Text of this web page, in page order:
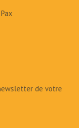
de votre